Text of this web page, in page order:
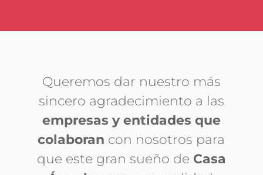
Queremos dar nuestro más
sincero agradecimiento a las
empresas y entidades que
colaboran con nosotros para
que este gran sueño de Casa